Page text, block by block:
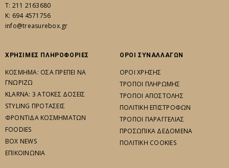
Τ: 211 2163680
K: 694 4571756
info@treasurebox.gr
ΧΡΗΣΙΜΕΣ ΠΛΗΡΟΦΟΡΙΕΣ
ΚΟΣΜΗΜΑ: ΟΣΑ ΠΡΕΠΕΙ ΝΑ
ΓΝΩΡΙΖΩ
KLARNA: 3 ΑΤΟΚΕΣ ΔΟΣΕΙΣ
STYLING ΠΡΟΤΑΣΕΙΣ
ΦΡΟΝΤΙΔΑ ΚΟΣΜΗΜΑΤΩΝ
FOODIES
BOX NEWS
ΕΠΙΚΟΙΝΩΝΙΑ
ΟΡΟΙ ΣΥΝΑΛΛΑΓΩΝ
ΟΡΟΙ ΧΡΗΣΗΣ
ΤΡΟΠΟΙ ΠΛΗΡΩΜΗΣ
ΤΡΟΠΟΙ ΑΠΟΣΤΟΛΗΣ
ΠΟΛΙΤΙΚΗ ΕΠΙΣΤΡΟΦΩΝ
ΤΡΟΠΟΙ ΠΑΡΑΓΓΕΛΙΑΣ
ΠΡΟΣΩΠΙΚΑ ΔΕΔΟΜΕΝΑ
ΠΟΛΙΤΙΚΗ COOKIES